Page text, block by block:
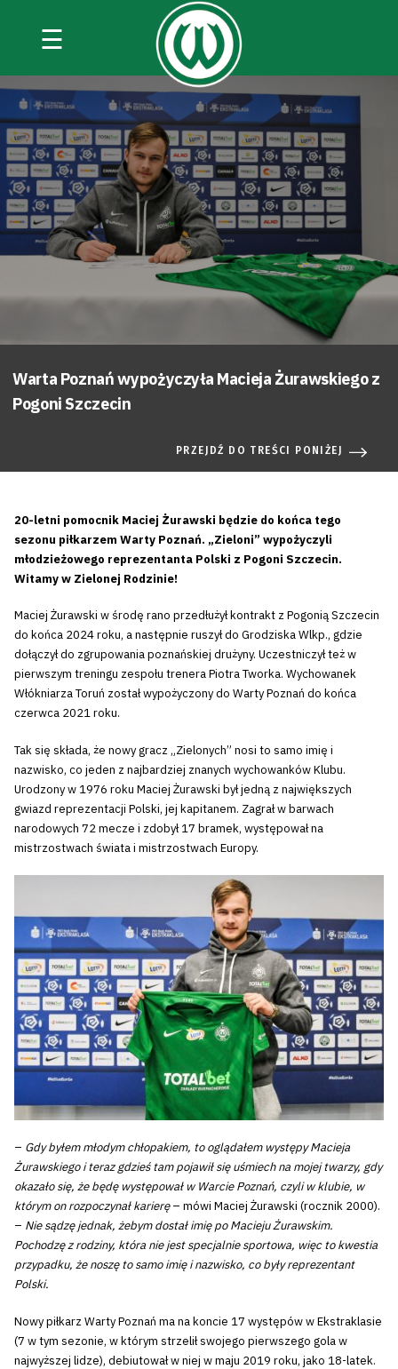
☰
Warta Poznań wypożyczyła Macieja Żurawskiego z
Pogoni Szczecin
PRZEJDŹ DO TREŚCI PONIŻEJ
20-letni pomocnik Maciej Żurawski będzie do końca tego
sezonu piłkarzem Warty Poznań. „Zieloni” wypożyczyli
młodzieżowego reprezentanta Polski z Pogoni Szczecin.
Witamy w Zielonej Rodzinie!
Maciej Żurawski w środę rano przedłużył kontrakt z Pogonią Szczecin
do końca 2024 roku, a następnie ruszył do Grodziska Wlkp., gdzie
dołączył do zgrupowania poznańskiej drużyny. Uczestniczył też w
pierwszym treningu zespołu trenera Piotra Tworka. Wychowanek
Włókniarza Toruń został wypożyczony do Warty Poznań do końca
czerwca 2021 roku.
Tak się składa, że nowy gracz „Zielonych” nosi to samo imię i
nazwisko, co jeden z najbardziej znanych wychowanków Klubu.
Urodzony w 1976 roku Maciej Żurawski był jedną z największych
gwiazd reprezentacji Polski, jej kapitanem. Zagrał w barwach
narodowych 72 mecze i zdobył 17 bramek, występował na
mistrzostwach świata i mistrzostwach Europy.
– Gdy byłem młodym chłopakiem, to oglądałem występy Macieja
Żurawskiego i teraz gdzieś tam pojawił się uśmiech na mojej twarzy, gdy
okazało się, że będę występował w Warcie Poznań, czyli w klubie, w
którym on rozpoczynał karierę– mówi Maciej Żurawski (rocznik 2000).
– Nie sądzę jednak, żebym dostał imię po Macieju Żurawskim.
Pochodzę z rodziny, która nie jest specjalnie sportowa, więc to kwestia
przypadku, że noszę to samo imię i nazwisko, co były reprezentant
Polski.
Nowy piłkarz Warty Poznań ma na koncie 17 występów w Ekstraklasie
(7 w tym sezonie, w którym strzelił swojego pierwszego gola w
najwyższej lidze), debiutował w niej w maju 2019 roku, jako 18-latek.